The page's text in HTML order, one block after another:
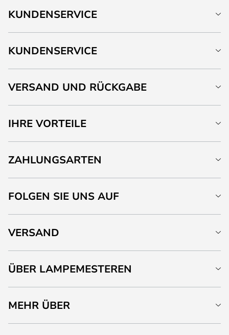
KUNDENSERVICE
KUNDENSERVICE
VERSAND UND RÜCKGABE
IHRE VORTEILE
ZAHLUNGSARTEN
FOLGEN SIE UNS AUF
VERSAND
ÜBER LAMPEMESTEREN
MEHR ÜBER